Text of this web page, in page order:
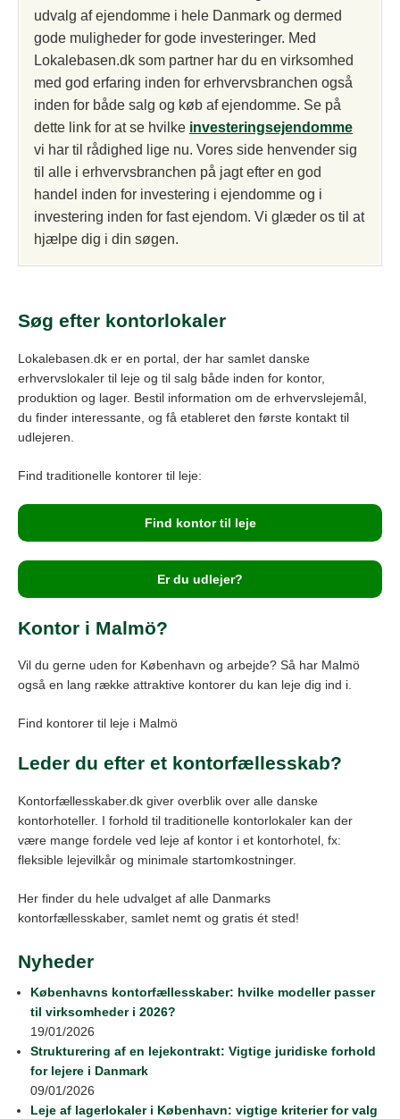
udvalg af ejendomme i hele Danmark og dermed
gode muligheder for gode investeringer. Med
Lokalebasen.dk som partner har du en virksomhed
med god erfaring inden for erhvervsbranchen også
inden for både salg og køb af ejendomme. Se på
dette link for at se hvilke investeringsejendomme
vi har til rådighed lige nu. Vores side henvender sig
til alle i erhvervsbranchen på jagt efter en god
handel inden for investering i ejendomme og i
investering inden for fast ejendom. Vi glæder os til at
hjælpe dig i din søgen.
Søg efter kontorlokaler
Lokalebasen.dk er en portal, der har samlet danske
erhvervslokaler til leje og til salg både inden for kontor,
produktion og lager. Bestil information om de erhvervslejemål,
du finder interessante, og få etableret den første kontakt til
udlejeren.
Find traditionelle kontorer til leje:
Find kontor til leje
Er du udlejer?
Kontor i Malmö?
Vil du gerne uden for København og arbejde? Så har Malmö
også en lang række attraktive kontorer du kan leje dig ind i.
Find kontorer til leje i Malmö
Leder du efter et kontorfællesskab?
Kontorfællesskaber.dk giver overblik over alle danske
kontorhoteller. I forhold til traditionelle kontorlokaler kan der
være mange fordele ved leje af kontor i et kontorhotel, fx:
fleksible lejevilkår og minimale startomkostninger.
Her finder du hele udvalget af alle Danmarks
kontorfællesskaber, samlet nemt og gratis ét sted!
Nyheder
Københavns kontorfællesskaber: hvilke modeller passer
til virksomheder i 2026?
19/01/2026
Strukturering af en lejekontrakt: Vigtige juridiske forhold
for lejere i Danmark
09/01/2026
Leje af lagerlokaler i København: vigtige kriterier for valg